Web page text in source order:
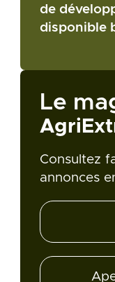
de
disponible
Le
Consultez
annonces